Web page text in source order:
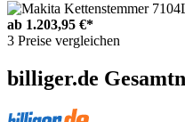
ab 1.203,95 €*
3 Preise vergleichen
billiger.de